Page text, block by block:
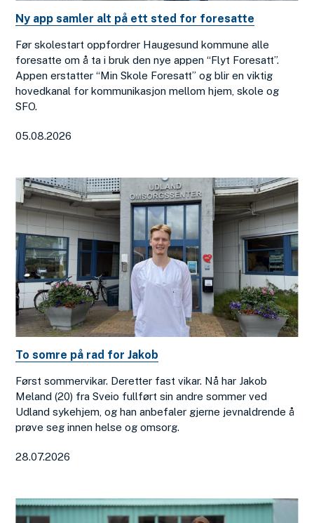
05.08.2026
Ny app samler alt på ett sted for foresatte
Før skolestart oppfordrer Haugesund kommune alle
foresatte om å ta i bruk den nye appen “Flyt Foresatt”.
Appen erstatter “Min Skole Foresatt” og blir en viktig
hovedkanal for kommunikasjon mellom hjem, skole og
SFO.
28.07.2026
To somre på rad for Jakob
Først sommervikar. Deretter fast vikar. Nå har Jakob
Meland (20) fra Sveio fullført sin andre sommer ved
Udland sykehjem, og han anbefaler gjerne jevnaldrende å
prøve seg innen helse og omsorg.